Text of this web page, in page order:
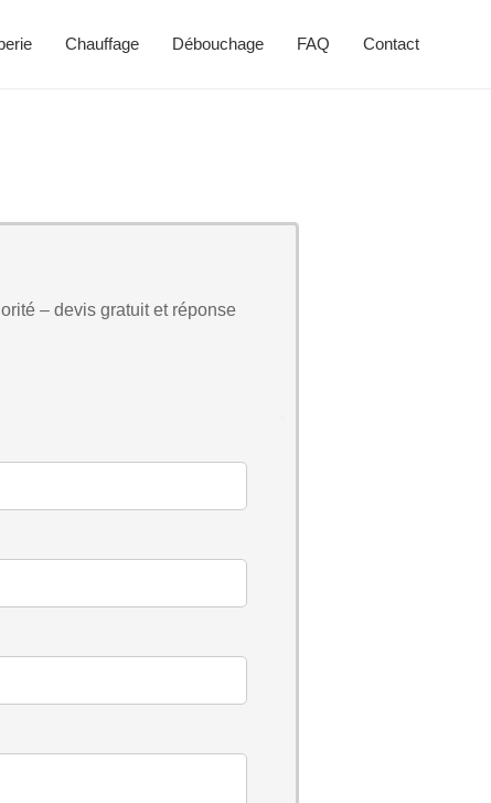
Chauffage Débouchage FAQ Contact
– devis gratuit et réponse